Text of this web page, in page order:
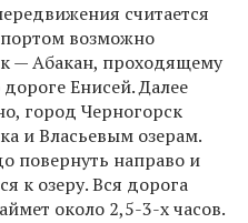
считается
возможно
— Абакан, проходящему
Енисей. Далее
город Черногорск
и Власьевым озерам.
повернуть направо и
к озеру. Вся дорога
около 2,5-3-х часов.